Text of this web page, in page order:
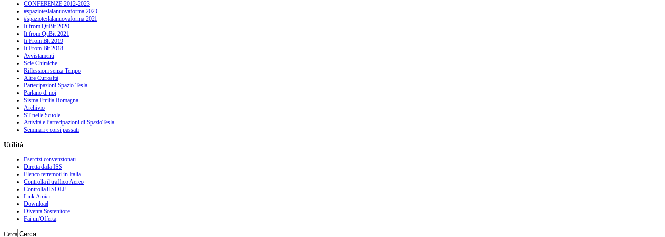
CONFERENZE 2012-2023
#spazioteslalanuovaforma 2020
#spazioteslalanuovaforma 2021
It from QuBit 2020
It from QuBit 2021
It From Bit 2019
It From Bit 2018
Avvistamenti
Scie Chimiche
Riflessioni senza Tempo
Altre Curiosità
Partecipazioni Spazio Tesla
Parlano di noi
Sisma Emilia Romagna
Archivio
ST nelle Scuole
Attività e Partecipazioni di SpazioTesla
Seminari e corsi passati
Utilità
Esercizi convenzionati
Diretta dalla ISS
Elenco terremoti in Italia
Controlla il traffico Aereo
Controlla il SOLE
Link Amici
Download
Diventa Sostenitore
Fai un'Offerta
Cerca